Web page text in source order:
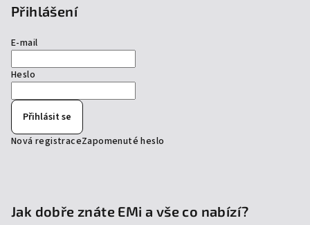
Přihlášení
E-mail
Heslo
Přihlásit se
Nová registraceZapomenuté heslo
Jak dobře znáte EMi a vše co nabízí?